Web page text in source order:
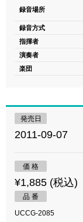
録音場所
録音方式
指揮者
演奏者
楽団
発売日
2011-09-07
価 格
¥1,885 (税込)
品 番
UCCG-2085